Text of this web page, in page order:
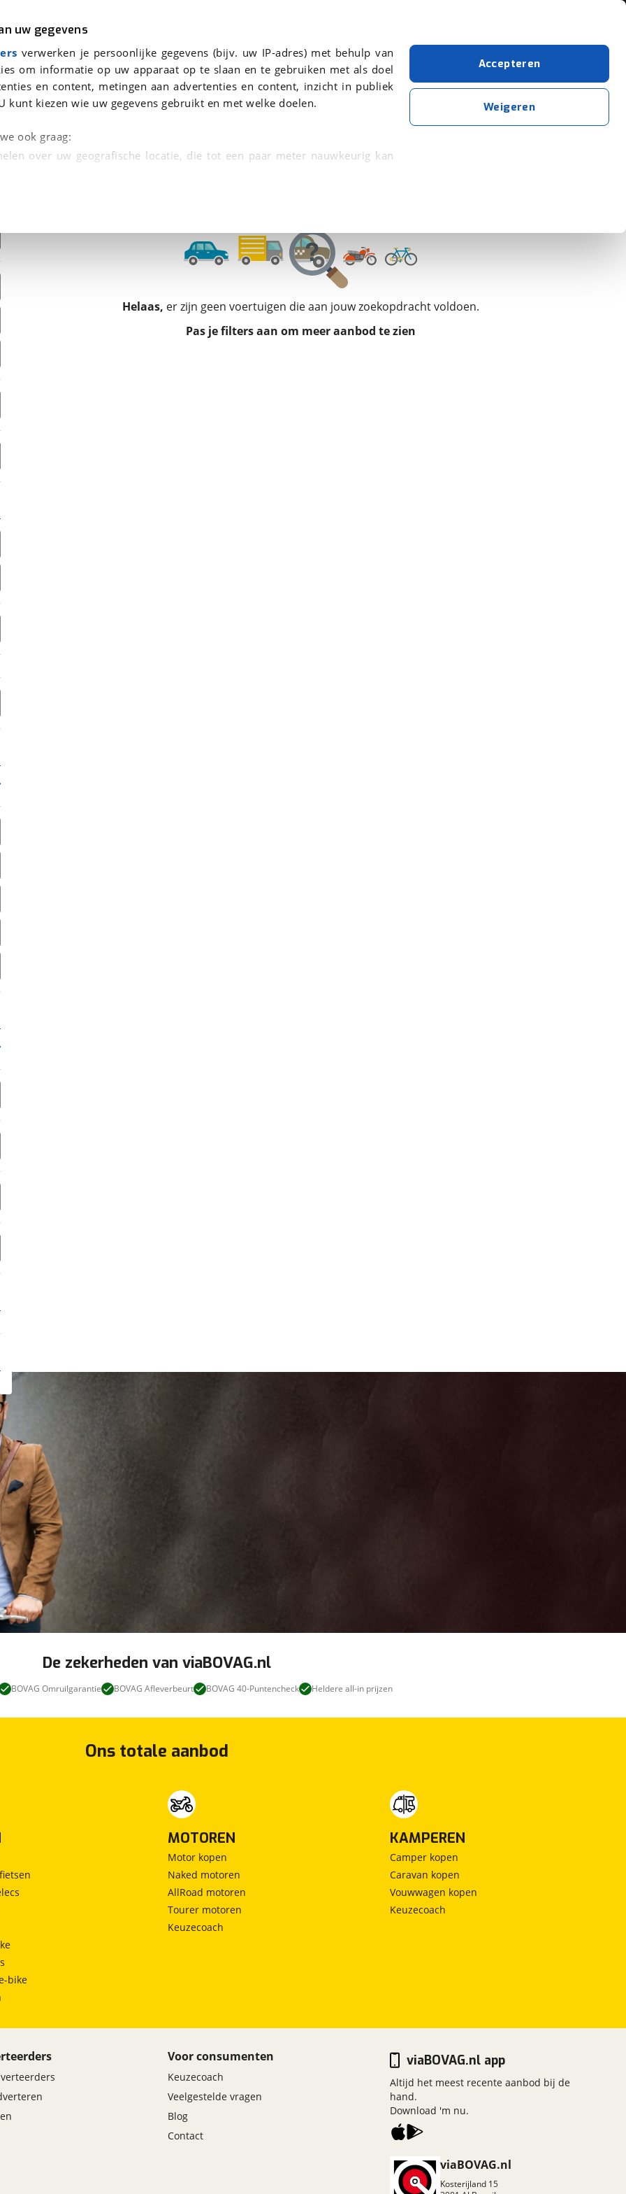
uw gegevens
verwerken je persoonlijke gegevens (bijv. uw IP-adres) met behulp van
om informatie op uw apparaat op te slaan en te gebruiken met als doel
en content, metingen aan advertenties en content, inzicht in publiek
kunt kiezen wie uw gegevens gebruikt en met welke doelen.
ook graag:
over uw geografische locatie, die tot een paar meter nauwkeurig kan
uw toestemming op elk moment wijzigen of intrekken in de
technieken zorgen we voor een betere en meer persoonlijke ervaring.
ervoor dat de website goed werkt. Ook gebruiken we analytische cookies
We tonen je graag relevante advertenties en gebruiken daarvoor
op en buiten onze website volgt – uiteraard op anonieme basis. Meer
en privacyverklaring
cookies. Je voorkeuren kun je later altijd aanpassen via de
Accepteren
Weigeren
Bouwjaar t/m 2026
Helaas, er zijn geen voertuigen die aan jouw zoekopdracht voldoen.
Pas je filters aan om meer aanbod te zien
De zekerheden van viaBOVAG.nl
BOVAG Omruilgarantie BOVAG Afleverbeurt BOVAG 40-Puntencheck Heldere all-in prijzen
Ons totale aanbod
bike
MOTOREN
Motor kopen
Naked motoren
AllRoad motoren
Tourer motoren
Keuzecoach
KAMPEREN
Camper kopen
Caravan kopen
Vouwwagen kopen
Keuzecoach
Voor consumenten
Keuzecoach
Veelgestelde vragen
Blog
Contact
viaBOVAG.nl
Kosterijland 15
viaBOVAG.nl app
Altijd het meest recente aanbod bij de
hand.
Download 'm nu.